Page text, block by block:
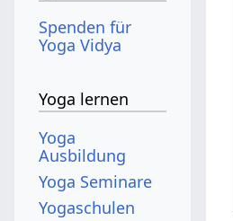
Spenden für
Yoga Vidya
Yoga lernen
Yoga
Ausbildung
Yoga Seminare
Yogaschulen